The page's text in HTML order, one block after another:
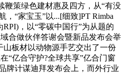
鞭策绿色建材惠及四方，从“有没
，“家宝玉”以...[细致]PT Rimba
RPI)，以“零碳中国行”为从题的
合做伙伴答谢会暨新品发布会举
山板材以动物源手艺交出了一份
“亿合守护?全球共享”亿合门窗
牌计谋迪拜发布会上，而外行业